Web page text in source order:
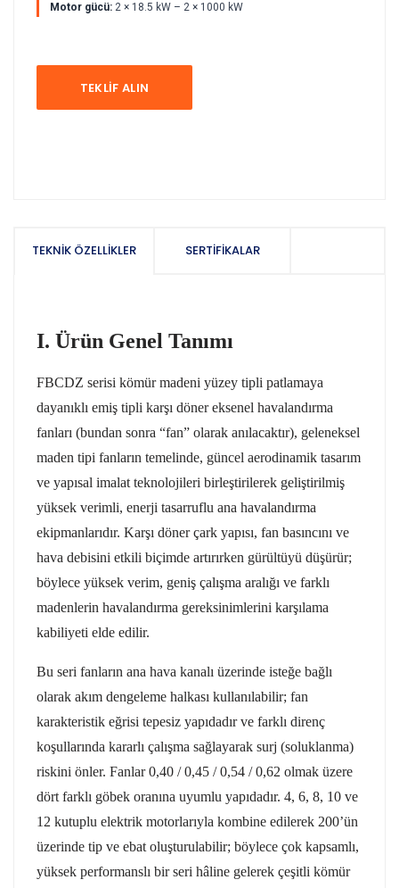
Motor gücü: 2 × 18.5 kW – 2 × 1000 kW
TEKLIF ALIN
TEKNIK ÖZELLIKLER SERTIFIKALAR
I. Ürün Genel Tanımı
FBCDZ serisi kömür madeni yüzey tipli patlamaya
dayanıklı emiş tipli karşı döner eksenel havalandırma
fanları (bundan sonra “fan” olarak anılacaktır), geleneksel
maden tipi fanların temelinde, güncel aerodinamik tasarım
ve yapısal imalat teknolojileri birleştirilerek geliştirilmiş
yüksek verimli, enerji tasarruflu ana havalandırma
ekipmanlarıdır. Karşı döner çark yapısı, fan basıncını ve
hava debisini etkili biçimde artırırken gürültüyü düşürür;
böylece yüksek verim, geniş çalışma aralığı ve farklı
madenlerin havalandırma gereksinimlerini karşılama
kabiliyeti elde edilir.
Bu seri fanların ana hava kanalı üzerinde isteğe bağlı
olarak akım dengeleme halkası kullanılabilir; fan
karakteristik eğrisi tepesiz yapıdadır ve farklı direnç
koşullarında kararlı çalışma sağlayarak surj (soluklanma)
riskini önler. Fanlar 0,40 / 0,45 / 0,54 / 0,62 olmak üzere
dört farklı göbek oranına uyumlu yapıdadır. 4, 6, 8, 10 ve
12 kutuplu elektrik motorlarıyla kombine edilerek 200’ün
üzerinde tip ve ebat oluşturulabilir; böylece çok kapsamlı,
yüksek performanslı bir seri hâline gelerek çeşitli kömür